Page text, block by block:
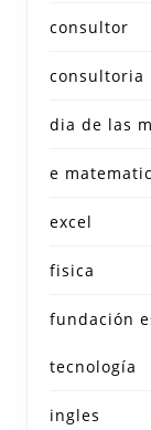
consultor
consultoria
dia de las
e
excel
fisica
fundación
tecnología
ingles